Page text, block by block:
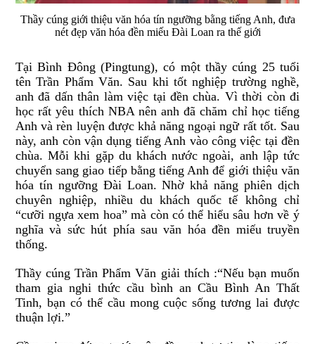
Thầy cúng giới thiệu văn hóa tín ngưỡng bằng tiếng Anh, đưa
nét đẹp văn hóa đền miếu Đài Loan ra thế giới
Tại Bình Đông (Pingtung), có một thầy cúng 25 tuổi
tên Trần Phẩm Văn. Sau khi tốt nghiệp trường nghề,
anhđã dấn thân làm việc tại đền chùa. Vì thời còn đi
học rất yêu thích NBA nên anh đã chăm chỉ học tiếng
Anh và rèn luyện được khả năng ngoại ngữ rất tốt. Sau
này, anh còn vận dụng tiếng Anh vào công việc tại đền
chùa. Mỗi khi gặp du khách nước ngoài, anh lập tức
chuyển sang giao tiếp bằng tiếng Anhđể giới thiệu văn
hóa tín ngưỡng Đài Loan. Nhờ khả năng phiên dịch
chuyên nghiệp, nhiều du khách quốc tế không chỉ
“cưỡi ngựa xem hoa” mà còn có thể hiểu sâu hơn về ý
nghĩa và sức hút phía sau văn hóađền miếu truyền
thống.
Thầy cúng Trần Phẩm Văn giải thích :“Nếu bạn muốn
tham gia nghi thức cầu bình an Cầu Bình An Thất
Tinh, bạn có thể cầu mong cuộc sống tương lai được
thuận lợi.”